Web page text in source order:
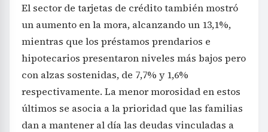
El sector de tarjetas de crédito también mostró
un aumento en la mora, alcanzando un 13,1%,
mientras que los préstamos prendarios e
hipotecarios presentaron niveles más bajos pero
con alzas sostenidas, de 7,7% y 1,6%
respectivamente. La menor morosidad en estos
últimos se asocia a la prioridad que las familias
dan a mantener al día las deudas vinculadas a